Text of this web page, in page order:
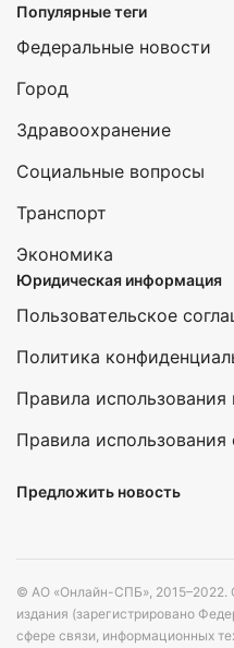
Популярные теги
Федеральные новости
Город
Здравоохранение
Социальные вопросы
Транспорт
Экономика
Юридическая информация
Пользовательское
Политика
Правила использования
Правила использования
Предложить новость
© АО «Онлайн-СПБ», 2015–2022.
издания (зарегистрировано
сфере связи, информационных